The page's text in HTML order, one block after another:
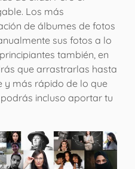
Los más
de álbumes de fotos
sus fotos a lo
también, en
que arrastrarlas hasta
y más rápido de lo que
incluso aportar tu